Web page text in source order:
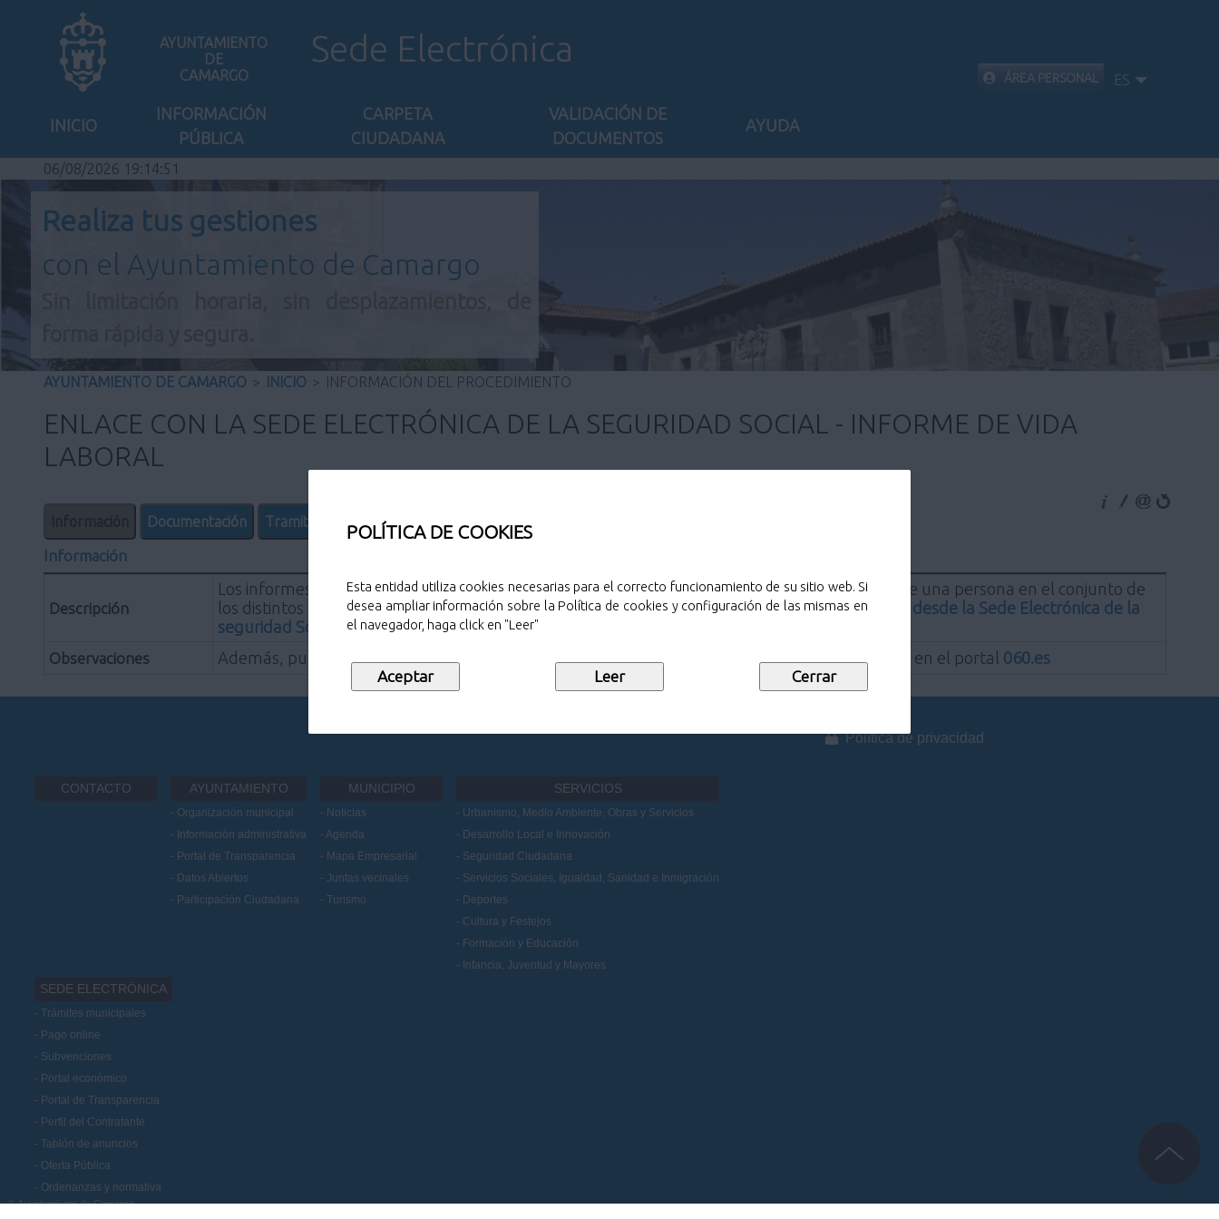
POLÍTICA DE COOKIES
Esta entidad utiliza cookies necesarias para el correcto funcionamiento de su sitio web. Si
desea ampliar información sobre la Política de cookies y configuración de las mismas en
el navegador, haga click en "Leer"
AYUNTAMIENTO
DE
CAMARGO
Sede Electrónica
INICIO
INFORMACIÓN
PÚBLICA
CARPETA
CIUDADANA
VALIDACIÓN DE
DOCUMENTOS
AYUDA
ÁREA PERSONAL ES
06/08/2026 19:14:51
Realiza tus gestiones
con el Ayuntamiento de Camargo
AYUNTAMIENTO DE CAMARGO > INICIO > INFORMACIÓN DEL PROCEDIMIENTO
ENLACE CON LA SEDE ELECTRÓNICA DE LA SEGURIDAD SOCIAL - INFORME DE VIDA
LABORAL
Documentación Tramitar Ahora
Información
Descripción
Los informes de vida laboral contienen información respecto de las situaciones de alta o baja de una persona en el conjunto de
los distintos regímenes del sistema de la Seguridad Social.Pinche aquí para ver la información desde la Sede Electrónica de la
seguridad Social
Observaciones Además, puedes informarte sobre otros servicios electrónicos de las Administraciones Públicas en el portal 060.es
CONTACTO AYUNTAMIENTO
Organización municipal
Información administrativa
Portal de Transparencia
Datos Abiertos
Participación Ciudadana
MUNICIPIO
Noticias
Agenda
Mapa Empresarial
Juntas vecinales
Turismo
SERVICIOS
Urbanismo, Medio Ambiente, Obras y Servicios
Desarrollo Local e Innovación
Seguridad Ciudadana
Servicios Sociales, Igualdad, Sanidad e Inmigración
Deportes
Cultura y Festejos
Formación y Educación
Infancia, Juventud y Mayores
SEDE ELECTRÓNICA
Trámites municipales
Pago online
Subvenciones
Portal económico
Portal de Transparencia
Perfil del Contratante
Tablón de anuncios
Oferta Pública
Ordenanzas y normativa
Política de privacidad
© Ayuntamiento de Camargo